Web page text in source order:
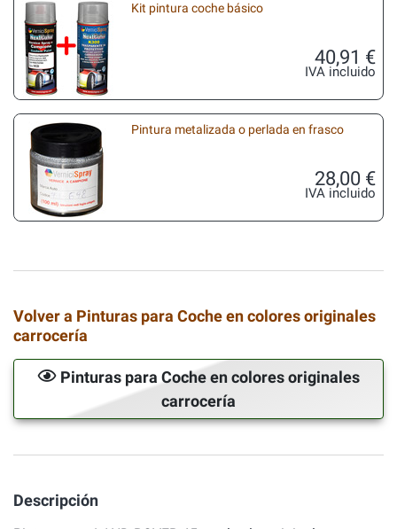
Kit pintura coche básico
40,91 €
IVA incluido
Pintura metalizada o perlada en frasco
28,00 €
IVA incluido
Volver a Pinturas para Coche en colores originales
carrocería
Pinturas para Coche en colores originales
carrocería
Descripción